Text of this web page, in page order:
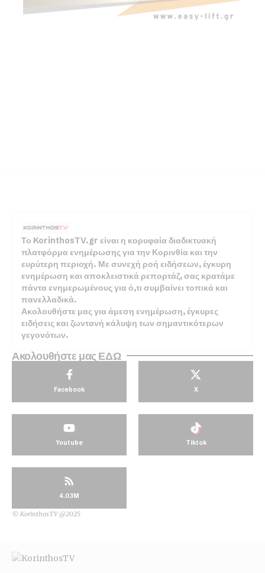
Το KorinthosTV.gr είναι η κορυφαία διαδικτυακή
πλατφόρμα ενημέρωσης για την Κορινθία και την
ευρύτερη περιοχή. Με συνεχή ροή ειδήσεων, έγκυρη
ενημέρωση και αποκλειστικά ρεπορτάζ, σας κρατάμε
πάντα ενημερωμένους για ό,τι συμβαίνει τοπικά και
πανελλαδικά.
Ακολουθήστε μας για άμεση ενημέρωση, έγκυρες
ειδήσεις και ζωντανή κάλυψη των σημαντικότερων
γεγονότων.
Ακολουθήστε μας ΕΔΩ
Facebook X
Youtube Tiktok
4.03M
© KorinthosTV @2025